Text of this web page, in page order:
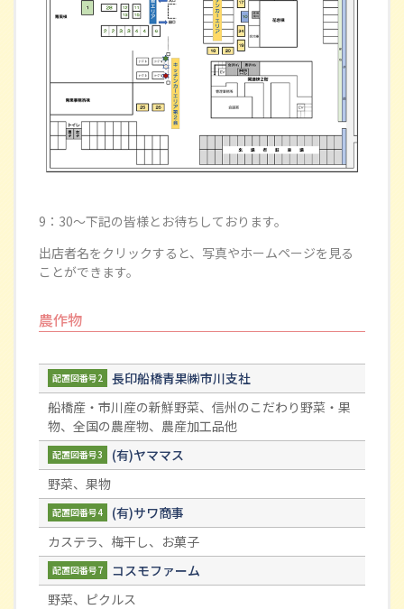
9：30～下記の皆様とお待ちしております。
出店者名をクリックすると、写真やホームページを見る
ことができます。
農作物
配置図番号2
長印船橋青果㈱市川支社
船橋産・市川産の新鮮野菜、信州のこだわり野菜・果
物、全国の農産物、農産加工品他
配置図番号3
(有)ヤママス
野菜、果物
配置図番号4
(有)サワ商事
カステラ、梅干し、お菓子
配置図番号7
コスモファーム
野菜、ピクルス